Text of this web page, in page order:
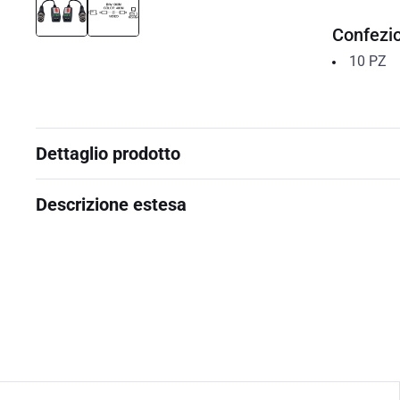
10 PZ
Dettaglio prodotto
Descrizione estesa